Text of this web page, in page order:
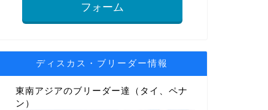
フォーム
ディスカス・ブリーダー情報
東南アジアのブリーダー達（タイ、ペナ
ン）